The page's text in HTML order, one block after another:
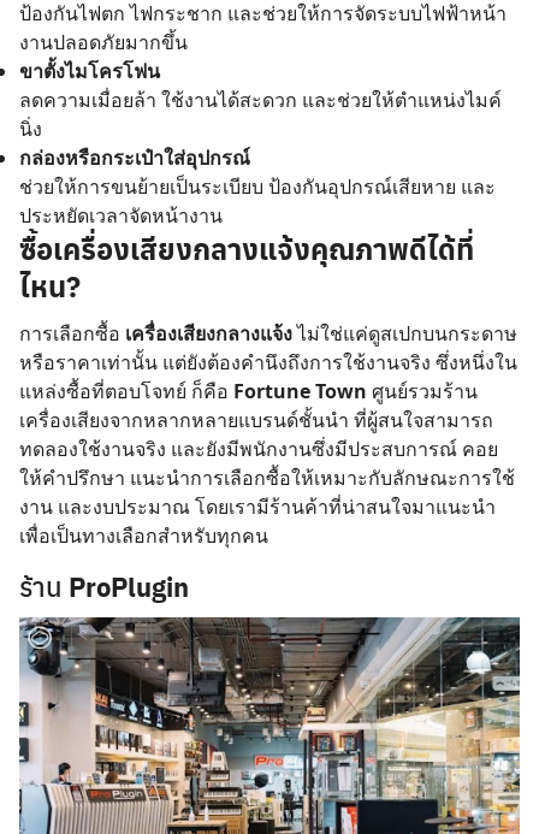
ป้องกันไฟตก ไฟกระชาก และช่วยให้การจัดระบบไฟฟ้าหน้า
งานปลอดภัยมากขึ้น
ขาตั้งไมโครโฟน
ลดความเมื่อยล้า ใช้งานได้สะดวก และช่วยให้ตำแหน่งไมค์
นิ่ง
กล่องหรือกระเป๋าใส่อุปกรณ์
ช่วยให้การขนย้ายเป็นระเบียบ ป้องกันอุปกรณ์เสียหาย และ
ประหยัดเวลาจัดหน้างาน
ซื้อเครื่องเสียงกลางแจ้งคุณภาพดีได้ที่
ไหน?
การเลือกซื้อ เครื่องเสียงกลางแจ้งไม่ใช่แค่ดูสเปกบนกระดาษ
หรือราคาเท่านั้น แต่ยังต้องคำนึงถึงการใช้งานจริง ซึ่งหนึ่งใน
แหล่งซื้อที่ตอบโจทย์ ก็คือ Fortune Town ศูนย์รวมร้าน
เครื่องเสียงจากหลากหลายแบรนด์ชั้นนำ ที่ผู้สนใจสามารถ
ทดลองใช้งานจริง และยังมีพนักงานซึ่งมีประสบการณ์ คอย
ให้คำปรึกษา แนะนำการเลือกซื้อให้เหมาะกับลักษณะการใช้
งาน และงบประมาณ โดยเรามีร้านค้าที่น่าสนใจมาแนะนำ
เพื่อเป็นทางเลือกสำหรับทุกคน
ร้าน ProPlugin